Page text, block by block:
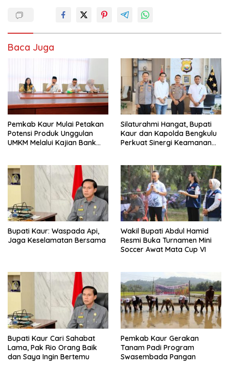
Baca Juga
Pemkab Kaur Mulai Petakan
Potensi Produk Unggulan
UMKM Melalui Kajian Bank
Silaturahmi Hangat, Bupati
Kaur dan Kapolda Bengkulu
Perkuat Sinergi Keamanan
Bupati Kaur: Waspada Api,
Jaga Keselamatan Bersama
Wakil Bupati Abdul Hamid
Resmi Buka Turnamen Mini
Soccer Awat Mata Cup VI
Bupati Kaur Cari Sahabat
Lama, Pak Rio Orang Baik
dan Saya Ingin Bertemu
Pemkab Kaur Gerakan
Tanam Padi Program
Swasembada Pangan